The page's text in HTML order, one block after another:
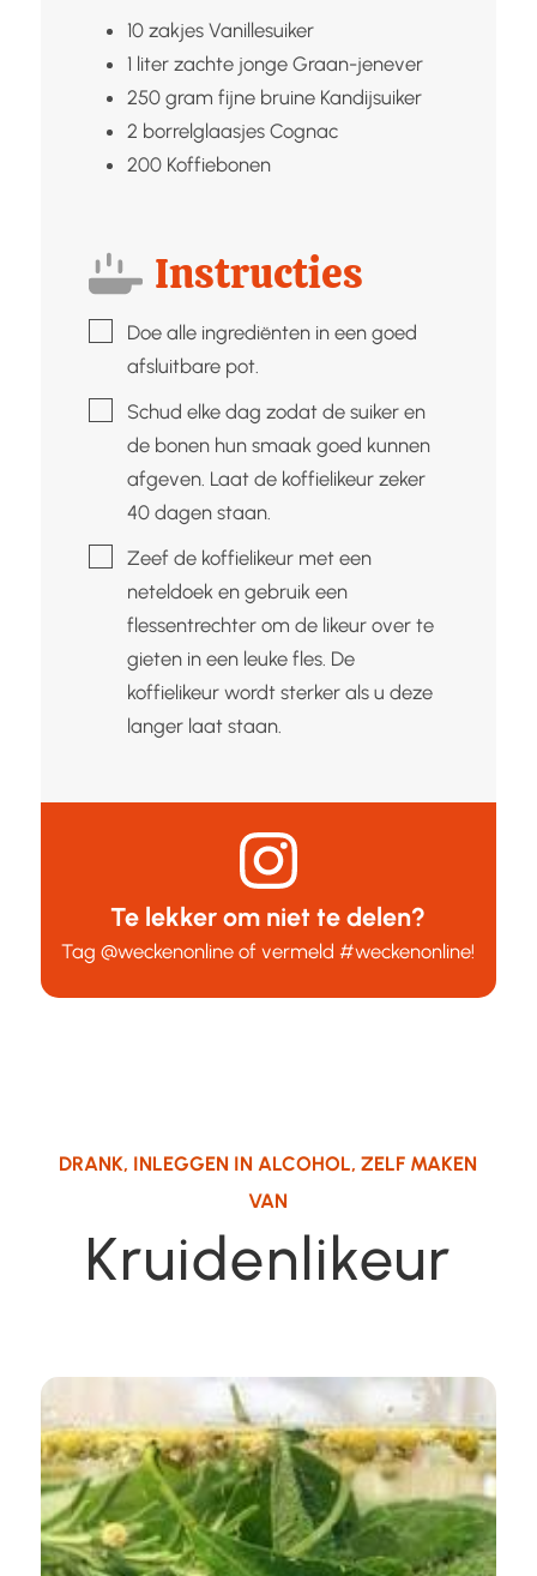
10 zakjes Vanillesuiker
1 liter zachte jonge Graan-jenever
250 gram fijne bruine Kandijsuiker
2 borrelglaasjes Cognac
200 Koffiebonen
Instructies
▢Doe alle ingrediënten in een goed
afsluitbare pot.
▢Schud elke dag zodat de suiker en
de bonen hun smaak goed kunnen
afgeven. Laat de koffielikeur zeker
40 dagen staan.
▢
Zeef de koffielikeur met een
neteldoek en gebruik een
flessentrechter om de likeur over te
gieten in een leuke fles. De
koffielikeur wordt sterker als u deze
langer laat staan.
Te lekker om niet te delen?
Tag@weckenonline of vermeld#weckenonline!
DRANK, INLEGGEN IN ALCOHOL,ZELF MAKEN
VAN
Kruidenlikeur